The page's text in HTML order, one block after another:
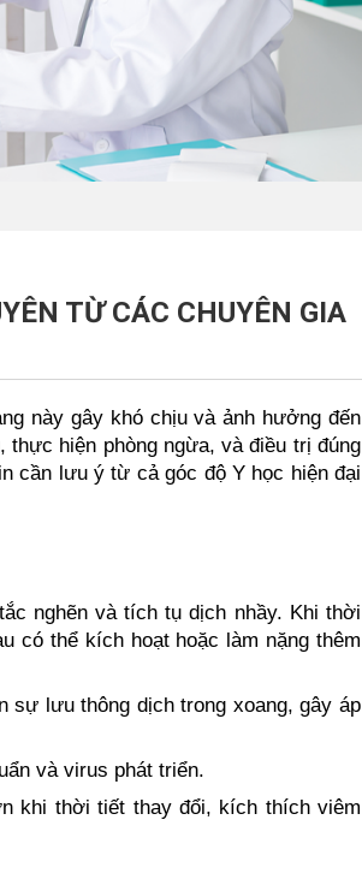
TỪ CÁC CHUYÊN GIA
này gây khó chịu và ảnh hưởng đến
hiện phòng ngừa, và điều trị đúng
cần lưu ý từ cả góc độ Y học hiện đại
nghẽn và tích tụ dịch nhầy. Khi thời
có thể kích hoạt hoặc làm nặng thêm
sự lưu thông dịch trong xoang, gây áp
và virus phát triển.
khi thời tiết thay đổi, kích thích viêm